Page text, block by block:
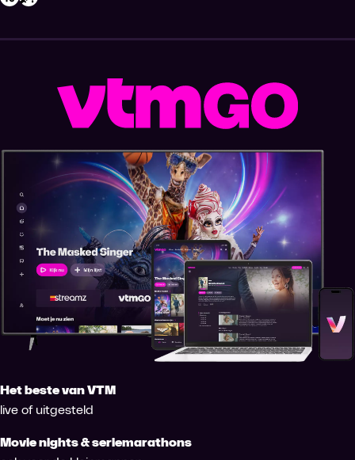
Het beste van VTM
live of uitgesteld
Movie nights & seriemarathons